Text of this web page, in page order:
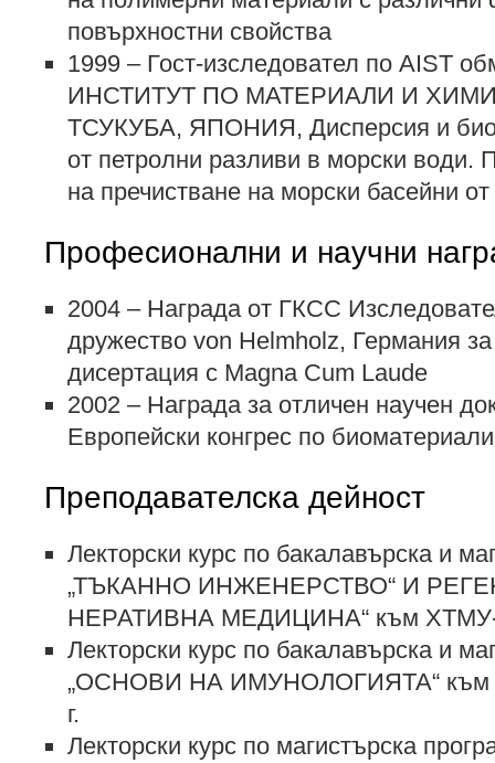
повърхностни свойства
1999 – Гост-изследовател по AIST
ИНСТИТУТ ПО МАТЕРИАЛИ И
ТСУКУБА, ЯПОНИЯ, Дисперсия и
от петролни разливи в морски води.
на пречистване на морски басейни
Професионални и научни
2004 – Награда от ГКСС
дружество von Helmholz, Германия
дисертация с Magna Cum Laude
2002 – Награда за отличен научен
Европейски конгрес по
Преподавателска дейност
Лекторски курс по бакалавърска и
„ТЪКАННО ИНЖЕНЕРСТВО“ И
НЕРАТИВНА МЕДИЦИНА“ към ХТМУ-
Лекторски курс по бакалавърска и
„ОСНОВИ НА ИМУНОЛОГИЯТА“ към
г.
Лекторски курс по магистърска